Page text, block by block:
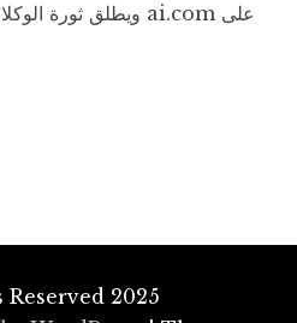
على ai.com ويطلق ثورة الوكلاء المستقلين
2025.